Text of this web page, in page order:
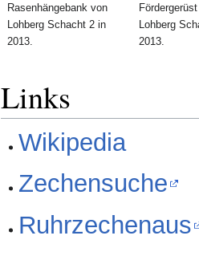
Rasenhängebank von
Lohberg Schacht 2 in
2013.
Lohberg
2013.
Links
Wikipedia
Zechensuche
Ruhrzechenaus